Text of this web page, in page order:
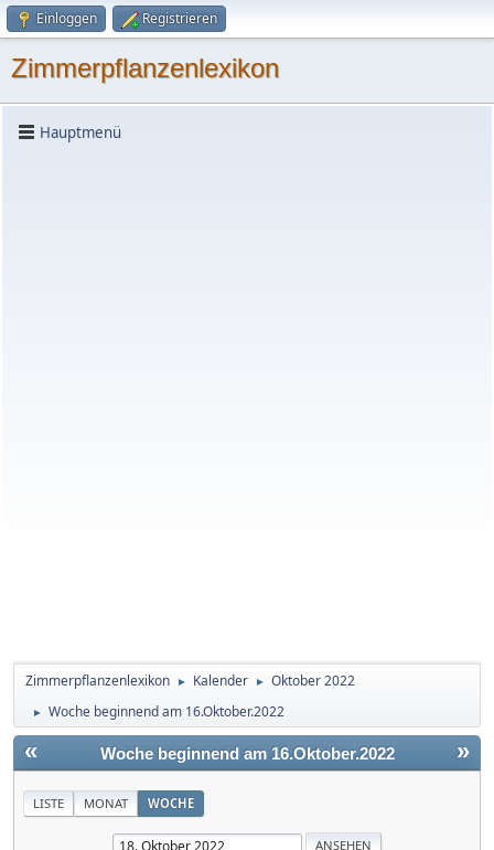
Einloggen Registrieren
Zimmerpflanzenlexikon
Hauptmenü
Zimmerpflanzenlexikon ► Kalender ► Oktober 2022
► Woche beginnend am 16.Oktober.2022
« »
Woche beginnend am 16.Oktober.2022
LISTE MONAT WOCHE